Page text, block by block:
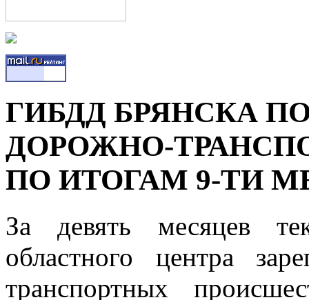
ГИБДД БРЯНСКА
ДОРОЖНО-
ПО ИТОГАМ 9-ТИ
За девять месяцев
областного центра
транспортных